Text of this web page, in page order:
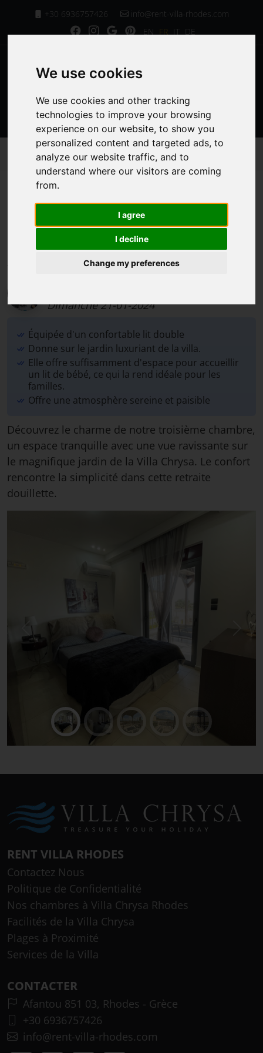
+30 6936757426
info@rent-villa-rhodes.com
EN FR IT DE
MENU
Page d'Accueil
Nos chambres à Villa Chrysa Rhodes
Charmante troisième chambre
Charmante
troisième chambre
Dimanche 21-01-2024
Équipée d'un confortable lit double
Donne sur le jardin luxuriant de la villa.
Elle offre suffisamment d'espace pour accueillir
un lit de bébé, ce qui la rend idéale pour les
familles.
Offre une atmosphère sereine et paisible
Découvrez le charme de notre troisième chambre,
un espace tranquille avec une vue ravissante sur
le magnifique jardin de la Villa Chrysa. Le confort
rencontre la simplicité dans cette retraite
douillette.
Previous Next
RENT VILLA RHODES
Contactez Nous
Politique de Confidentialité
Nos chambres à Villa Chrysa Rhodes
Facilités de la Villa Chrysa
Plages à Proximité
Services de la Villa
CONTACTER
Afantou 851 03, Rhodes - Grèce
+30 6936757426
info@rent-villa-rhodes.com
We use cookies
We use cookies and other tracking
technologies to improve your browsing
experience on our website, to show you
personalized content and targeted ads, to
analyze our website traffic, and to
understand where our visitors are coming
from.
I agree
I decline
Change my preferences